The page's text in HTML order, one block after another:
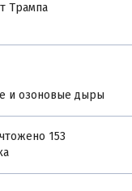
Трампа
и озоновые дыры
153